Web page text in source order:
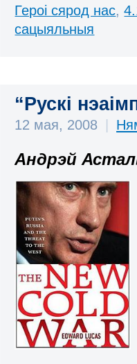
Героі сярод нас,
сацыяльныя
“Рускі
12 мая, 2008
Андрэй